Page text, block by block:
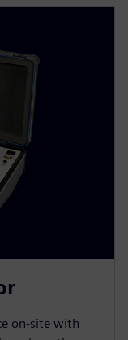
on-site with